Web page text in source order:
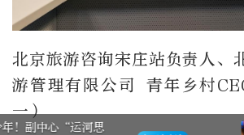
北京旅游咨询宋庄站负责人、
游管理有限公司 青年乡村
一）
明天开始，来通州上船吃饭！